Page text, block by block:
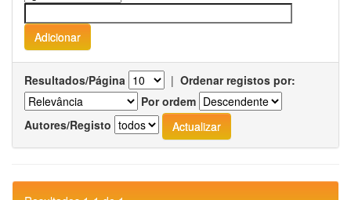
Resultados/Página | Ordenar registos por:
Por ordem
Autores/Registo